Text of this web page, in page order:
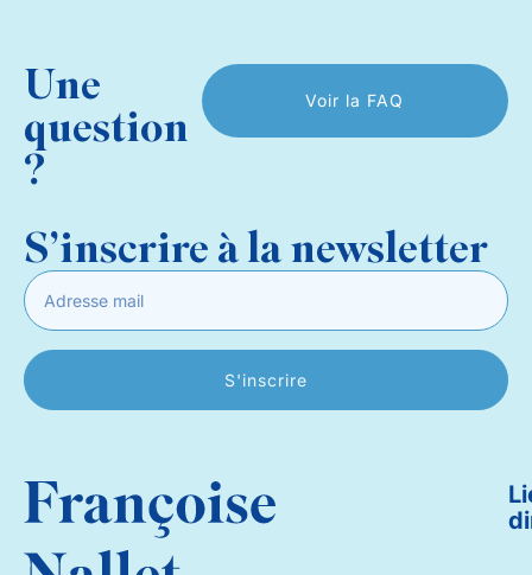
Une
question
?
Voir la FAQ
S’inscrire à la newsletter
S'inscrire